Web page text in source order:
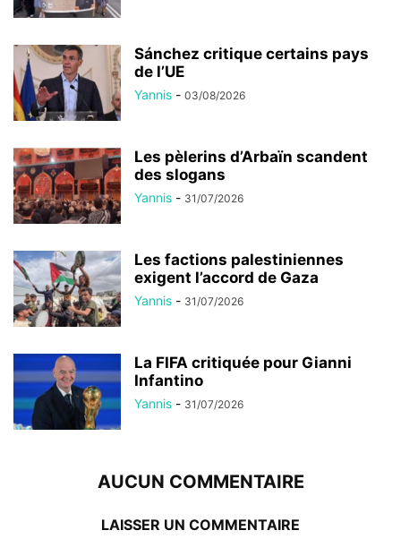
Sánchez critique certains pays
de l’UE
Yannis - 03/08/2026
Les pèlerins d’Arbaïn scandent
des slogans
Yannis - 31/07/2026
Les factions palestiniennes
exigent l’accord de Gaza
Yannis - 31/07/2026
La FIFA critiquée pour Gianni
Infantino
Yannis - 31/07/2026
AUCUN COMMENTAIRE
LAISSER UN COMMENTAIRE